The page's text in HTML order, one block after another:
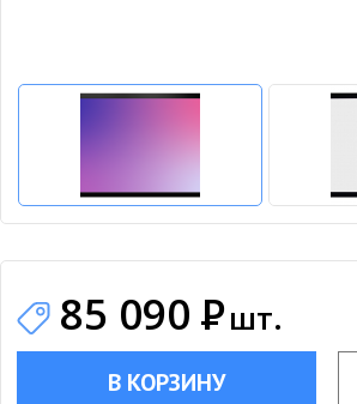
85 090 Ршт.
В КОРЗИНУ